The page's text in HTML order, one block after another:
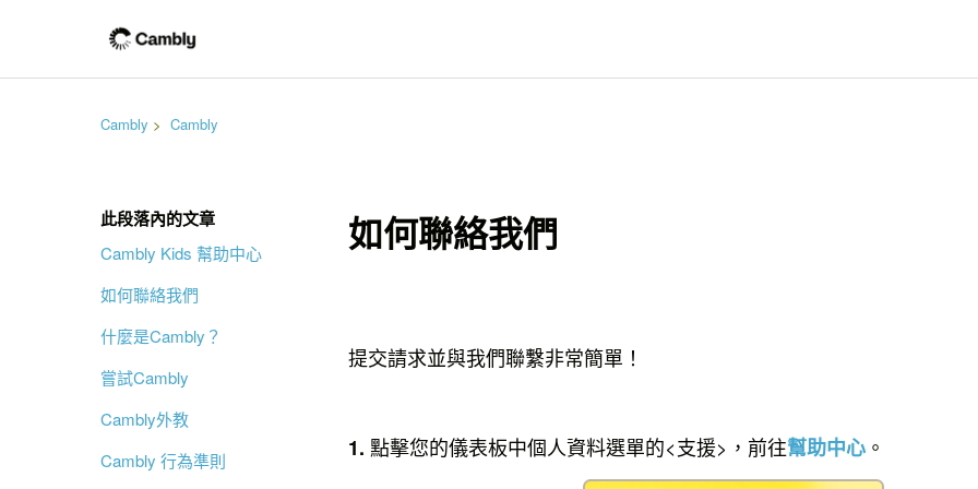
Cambly Cambly
此段落內的文章
Cambly Kids 幫助中心
如何聯絡我們
什麼是Cambly？
嘗試Cambly
Cambly外教
Cambly 行為準則
如何聯絡我們
提交請求並與我們聯繫非常簡單！
1.點擊您的儀表板中個人資料選單的<支援>，前往幫助中心 。